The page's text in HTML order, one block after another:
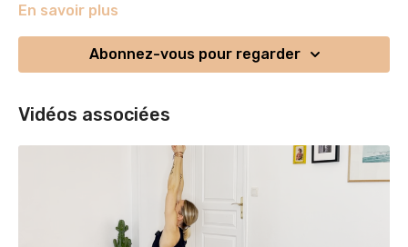
Le yoga nidra (sommeil en sanskrit) nous procure une
investir consciemment le territoire du sommeil, et respirer
dans votre paysage sensoriel intérieur...
En savoir plus
Abonnez-vous pour regarder
Vidéos associées